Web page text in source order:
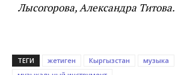
Лысогорова, Александра Титова.
ТЕГИ жетиген Кыргызстан
музыка